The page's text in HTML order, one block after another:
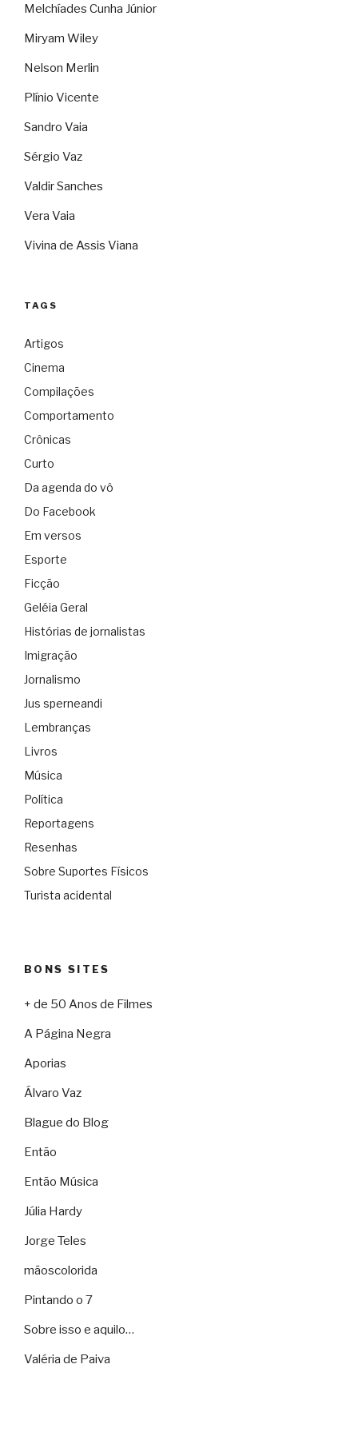
Melchíades Cunha Júnior
Miryam Wiley
Nelson Merlin
Plínio Vicente
Sandro Vaia
Sérgio Vaz
Valdir Sanches
Vera Vaia
Vivina de Assis Viana
TAGS
Artigos
Cinema
Compilações
Comportamento
Crônicas
Curto
Da agenda do vô
Do Facebook
Em versos
Esporte
Ficção
Geléia Geral
Histórias de jornalistas
Imigração
Jornalismo
Jus sperneandi
Lembranças
Livros
Música
Política
Reportagens
Resenhas
Sobre Suportes Físicos
Turista acidental
BONS SITES
+ de 50 Anos de Filmes
A Página Negra
Aporias
Álvaro Vaz
Blague do Blog
Então
Então Música
Júlia Hardy
Jorge Teles
mãoscolorida
Pintando o 7
Sobre isso e aquilo…
Valéria de Paiva